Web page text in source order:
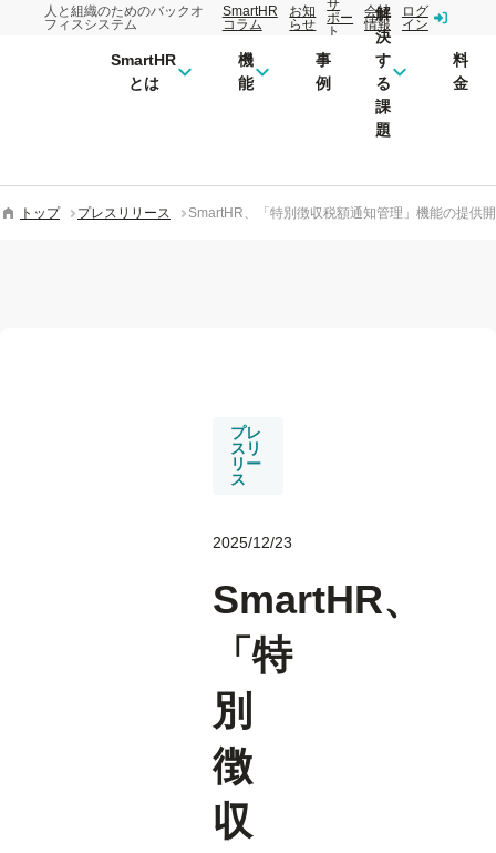
人と組織のためのバックオ
フィスシステム
SmartHR
コラム
お知
らせ
サ
ポー
ト
会社
情報
ログ
イン
SmartHR
とは
機
能
事
例
解
決
す
る
課
題
料
金
トップ プレスリリース SmartHR、「特別徴収税額通知管理」機能の提供
プレ
スリ
リー
ス
2025/12/23
SmartHR、
「特
別
徴
収